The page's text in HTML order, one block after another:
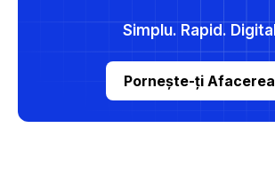
Simplu. Rapid. Digital
Pornește-ți Afacerea